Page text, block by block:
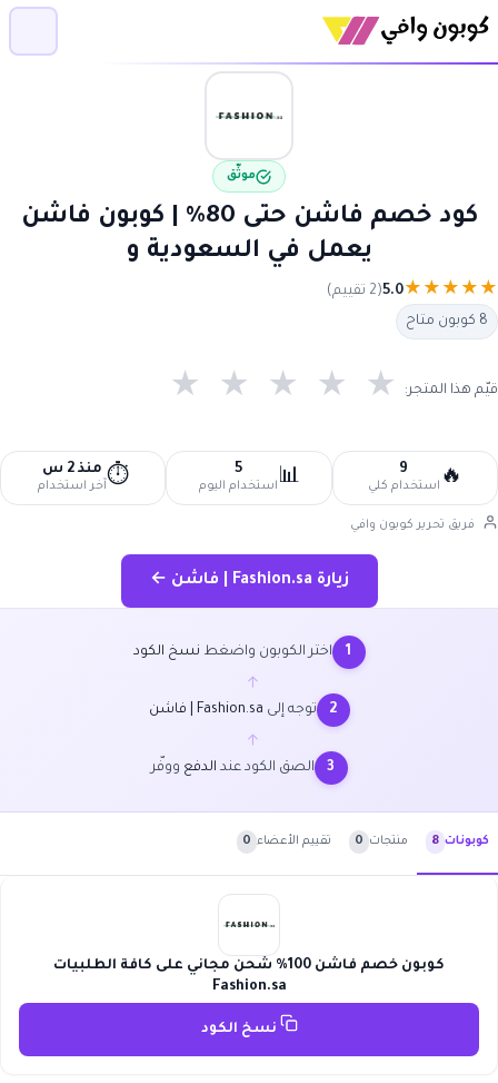
موثّق
كود خصم فاشن حتى 80% | كوبون فاشن
يعمل في السعودية و
★
★
★
★
★
5.0(2 تقييم)
8 كوبون متاح
قيّم هذا المتجر: ★ ★ ★ ★ ★
🔥
9
استخدام كلي 📊
5
استخدام اليوم ⏱️ منذ 2 س
آخر استخدام
فريق تحرير كوبون وافي
زيارة Fashion.sa | فاشن ←
1 اختر الكوبون واضغط نسخ الكود
←
2 توجه إلى Fashion.sa | فاشن
←
3 الصق الكود عند الدفع ووفّر
كوبونات 8 منتجات 0 تقييم الأعضاء 0
كوبون خصم فاشن 100% شحن مجاني على كافة الطلبيات
Fashion.sa
نسخ الكود